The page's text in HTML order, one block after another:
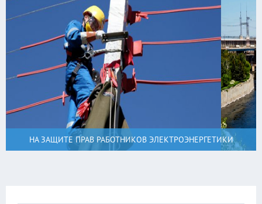
НА ЗАЩИТЕ ПРАВ РАБОТНИКОВ ЭЛЕКТРОЭНЕРГЕТИКИ